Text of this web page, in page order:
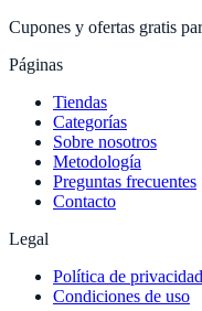
Cupones y ofertas gratis
Páginas
Tiendas
Categorías
Sobre nosotros
Metodología
Preguntas frecuentes
Contacto
Legal
Política de privacidad
Condiciones de uso